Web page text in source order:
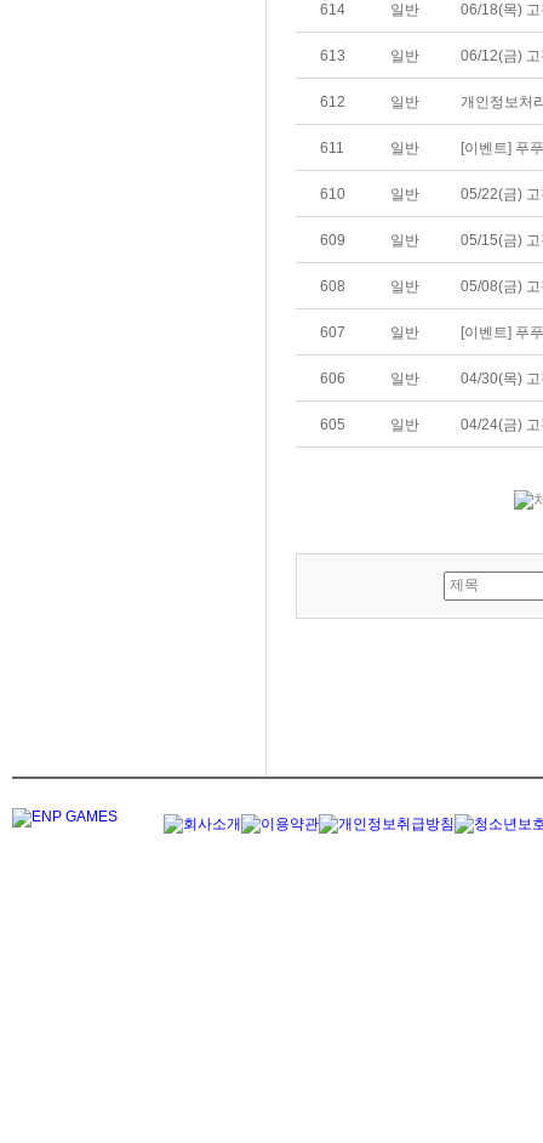
614 일반 06/18(목)
613 일반 06/12(금)
612 일반 개인정보처
611 일반 [이벤트] 푸
610 일반 05/22(금)
609 일반 05/15(금)
608 일반 05/08(금)
607 일반 [이벤트] 푸
606 일반 04/30(목)
605 일반 04/24(금)